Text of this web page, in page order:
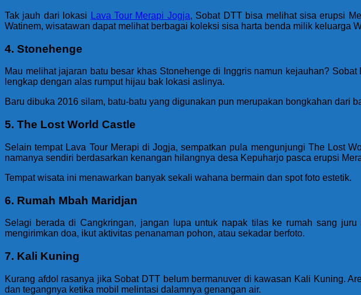
Tak jauh dari lokasi Lava Tour Merapi Jogja, Sobat DTT bisa melihat sisa erupsi
Watinem, wisatawan dapat melihat berbagai koleksi sisa harta benda milik
4. Stonehenge
Mau melihat jajaran batu besar khas Stonehenge di Inggris namun kejauhan?
lengkap dengan alas rumput hijau bak lokasi aslinya.
Baru dibuka 2016 silam, batu-batu yang digunakan pun merupakan bongkahan dari
5. The Lost World Castle
Selain tempat Lava Tour Merapi di Jogja, sempatkan pula mengunjungi The Lost
namanya sendiri berdasarkan kenangan hilangnya desa Kepuharjo pasca erupsi
Tempat wisata ini menawarkan banyak sekali wahana bermain dan spot foto estetik.
6. Rumah Mbah Maridjan
Selagi berada di Cangkringan, jangan lupa untuk napak tilas ke rumah sang
mengirimkan doa, ikut aktivitas penanaman pohon, atau sekadar berfoto.
7. Kali Kuning
Kurang afdol rasanya jika Sobat DTT belum bermanuver di kawasan Kali Kuning.
dan tegangnya ketika mobil melintasi dalamnya genangan air.